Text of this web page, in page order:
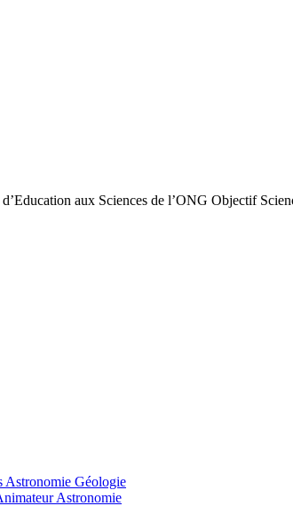
aux Sciences de l’ONG Objectif
Astronomie Géologie
Astronomie